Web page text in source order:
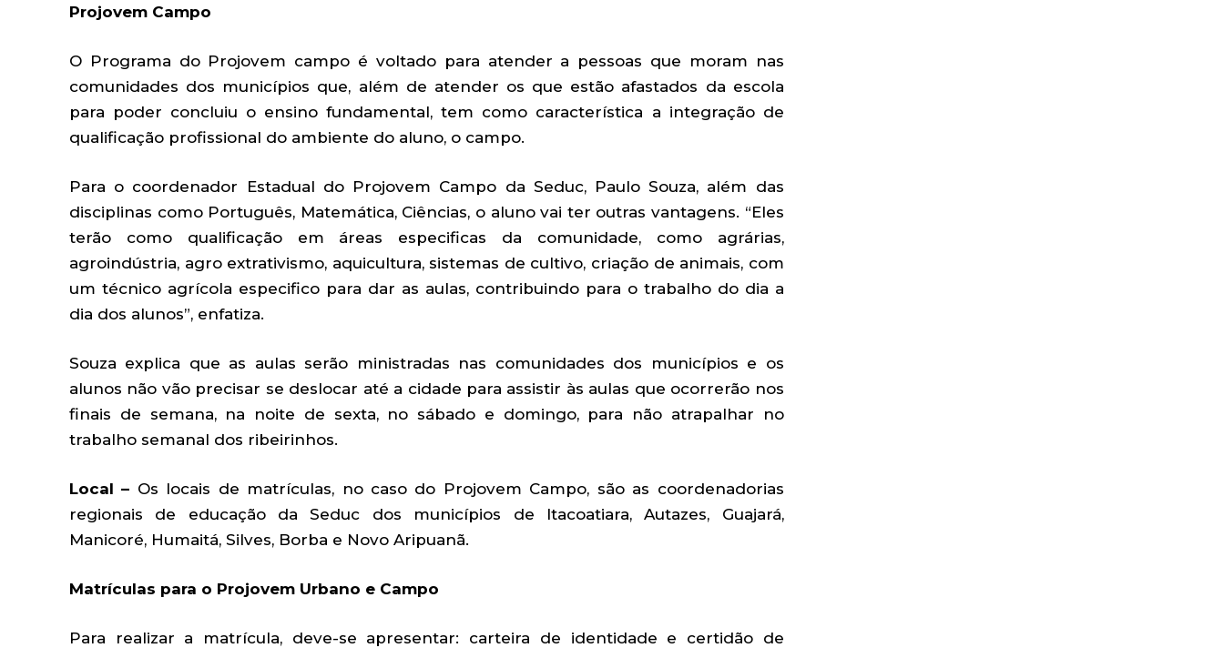
Projovem Campo
O Programa do Projovem campo é voltado para atender a pessoas que moram nas
comunidades dos municípios que, além de atender os que estão afastados da escola
para poder concluiu o ensino fundamental, tem como característica a integração de
qualificação profissional do ambiente do aluno, o campo.
Para o coordenador Estadual do Projovem Campo da Seduc, Paulo Souza, além das
disciplinas como Português, Matemática, Ciências, o aluno vai ter outras vantagens. “Eles
terão como qualificação em áreas especificas da comunidade, como agrárias,
agroindústria, agro extrativismo, aquicultura, sistemas de cultivo, criação de animais, com
um técnico agrícola especifico para dar as aulas, contribuindo para o trabalho do dia a
dia dos alunos”, enfatiza.
Souza explica que as aulas serão ministradas nas comunidades dos municípios e os
alunos não vão precisar se deslocar até a cidade para assistir às aulas que ocorrerão nos
finais de semana, na noite de sexta, no sábado e domingo, para não atrapalhar no
trabalho semanal dos ribeirinhos.
Local – Os locais de matrículas, no caso do Projovem Campo, são as coordenadorias
regionais de educação da Seduc dos municípios de Itacoatiara, Autazes, Guajará,
Manicoré, Humaitá, Silves, Borba e Novo Aripuanã.
Matrículas para o Projovem Urbano e Campo
Para realizar a matrícula, deve-se apresentar: carteira de identidade e certidão de